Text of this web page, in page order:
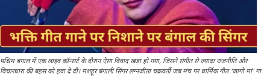
पश्चिम बंगाल में एक लाइव कॉन्सर्ट के दौरान ऐसा विवाद खड़ा हो गया, जिसने संगीत से ज्यादा राजनीति और
विचारधारा की बहस को हवा दे दी। मशहूर बंगाली सिंगर लग्नजीता चक्रवर्ती जब मंच पर धार्मिक गीत ‘जागो मां’ गा